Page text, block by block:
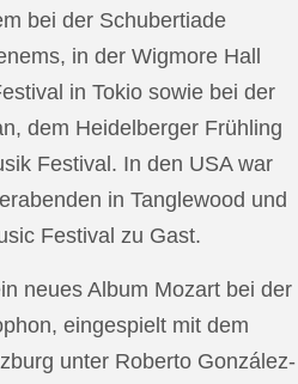
bei der Schubertiade
in der Wigmore Hall
in Tokio sowie bei der
dem Heidelberger Frühling
Festival. In den USA war
in Tanglewood und
Festival zu Gast.
neues Album Mozart bei der
eingespielt mit dem
unter Roberto González-